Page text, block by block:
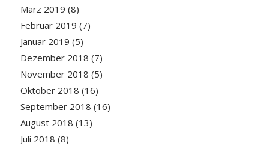
März 2019 (8)
Februar 2019 (7)
Januar 2019 (5)
Dezember 2018 (7)
November 2018 (5)
Oktober 2018 (16)
September 2018 (16)
August 2018 (13)
Juli 2018 (8)